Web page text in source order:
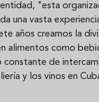
"esta
una vasta
años creamos la
alimentos como
constante de
y los vinos en